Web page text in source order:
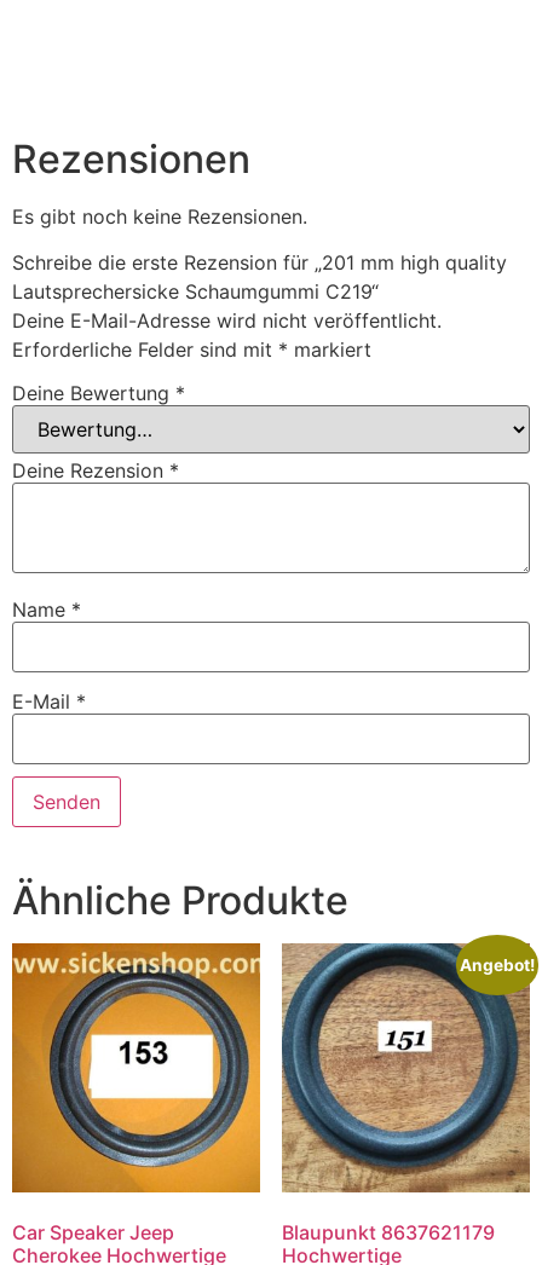
Rezensionen
Es gibt noch keine Rezensionen.
Schreibe die erste Rezension für „201 mm high quality
Lautsprechersicke Schaumgummi C219“
Deine E-Mail-Adresse wird nicht veröffentlicht.
Erforderliche Felder sind mit * markiert
Deine Bewertung *
Deine Rezension *
Name *
E-Mail *
Ähnliche Produkte
Car Speaker Jeep
Cherokee Hochwertige
Angebot!
Blaupunkt 8637621179
Hochwertige